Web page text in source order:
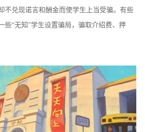
不兑现诺言和酬金而使学生上当受骗。有些
些“无知”学生设置骗局，骗取介绍费、押